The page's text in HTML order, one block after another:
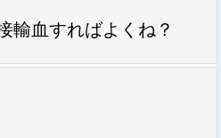
輸血すればよくね？